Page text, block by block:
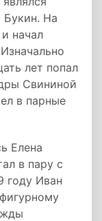
Букин. На
начал
лет попал
Свининой
в парные
Елена
в пару с
году Иван